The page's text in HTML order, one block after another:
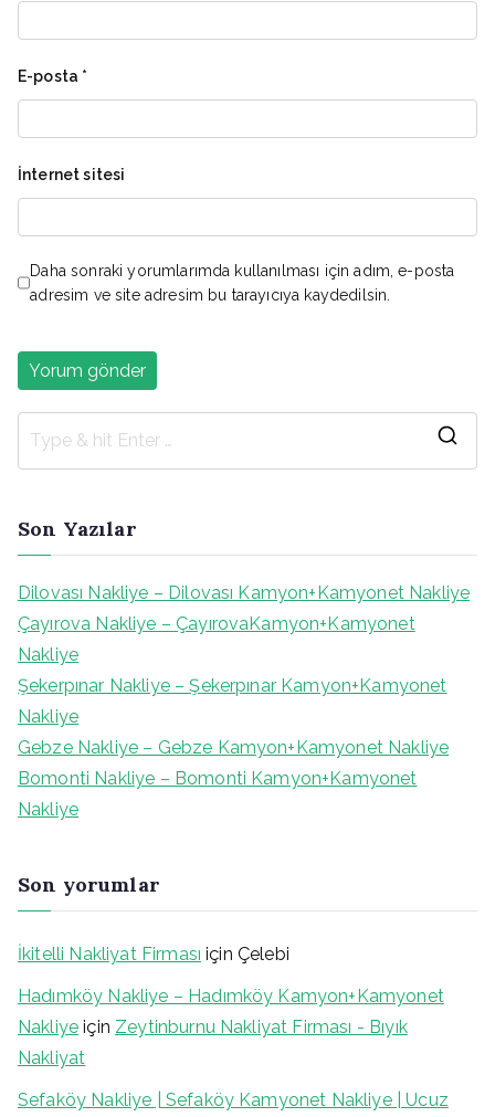
E-posta *
İnternet sitesi
Daha sonraki yorumlarımda kullanılması için adım, e-posta
adresim ve site adresim bu tarayıcıya kaydedilsin.
Son Yazılar
Dilovası Nakliye – Dilovası Kamyon+Kamyonet Nakliye
Çayırova Nakliye – ÇayırovaKamyon+Kamyonet
Nakliye
Şekerpınar Nakliye – Şekerpınar Kamyon+Kamyonet
Nakliye
Gebze Nakliye – Gebze Kamyon+Kamyonet Nakliye
Bomonti Nakliye – Bomonti Kamyon+Kamyonet
Nakliye
Son yorumlar
İkitelli Nakliyat Firması için Çelebi
Hadımköy Nakliye – Hadımköy Kamyon+Kamyonet
Nakliye için Zeytinburnu Nakliyat Firması - Bıyık
Nakliyat
Sefaköy Nakliye | Sefaköy Kamyonet Nakliye | Ucuz